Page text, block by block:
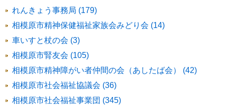
れんきょう事務局 (179)
相模原市精神保健福祉家族会みどり会 (14)
車いすと杖の会 (3)
相模原市腎友会 (105)
相模原市精神障がい者仲間の会（あしたば会） (42)
相模原市社会福祉協議会 (36)
相模原市社会福祉事業団 (345)